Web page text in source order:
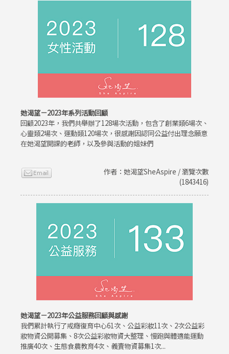
她渴望－2023年系列活動回顧
回顧2023年，我們共舉辦了128場次活動，包含了創業類6場次、
心靈類2場次、運動類120場次，很感謝因認同公益付出理念願意
在她渴望開課的老師，以及參與活動的姐妹們
作者：她渴望SheAspire / 瀏覽次數
(1843416)
她渴望－2023年公益服務回顧與感謝
我們累計執行了戒癮復育中心61次、公益彩妝11次、2次公益彩
妝物資公開募集、8次公益彩妝物資大整理、慢跑與體適能運動
推廣40次、生態食農教育4次、義賣物資募集1次...